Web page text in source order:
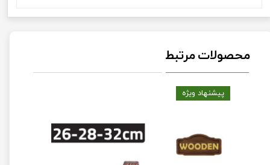
محصولات مرتبط
پیشنهاد ویژه